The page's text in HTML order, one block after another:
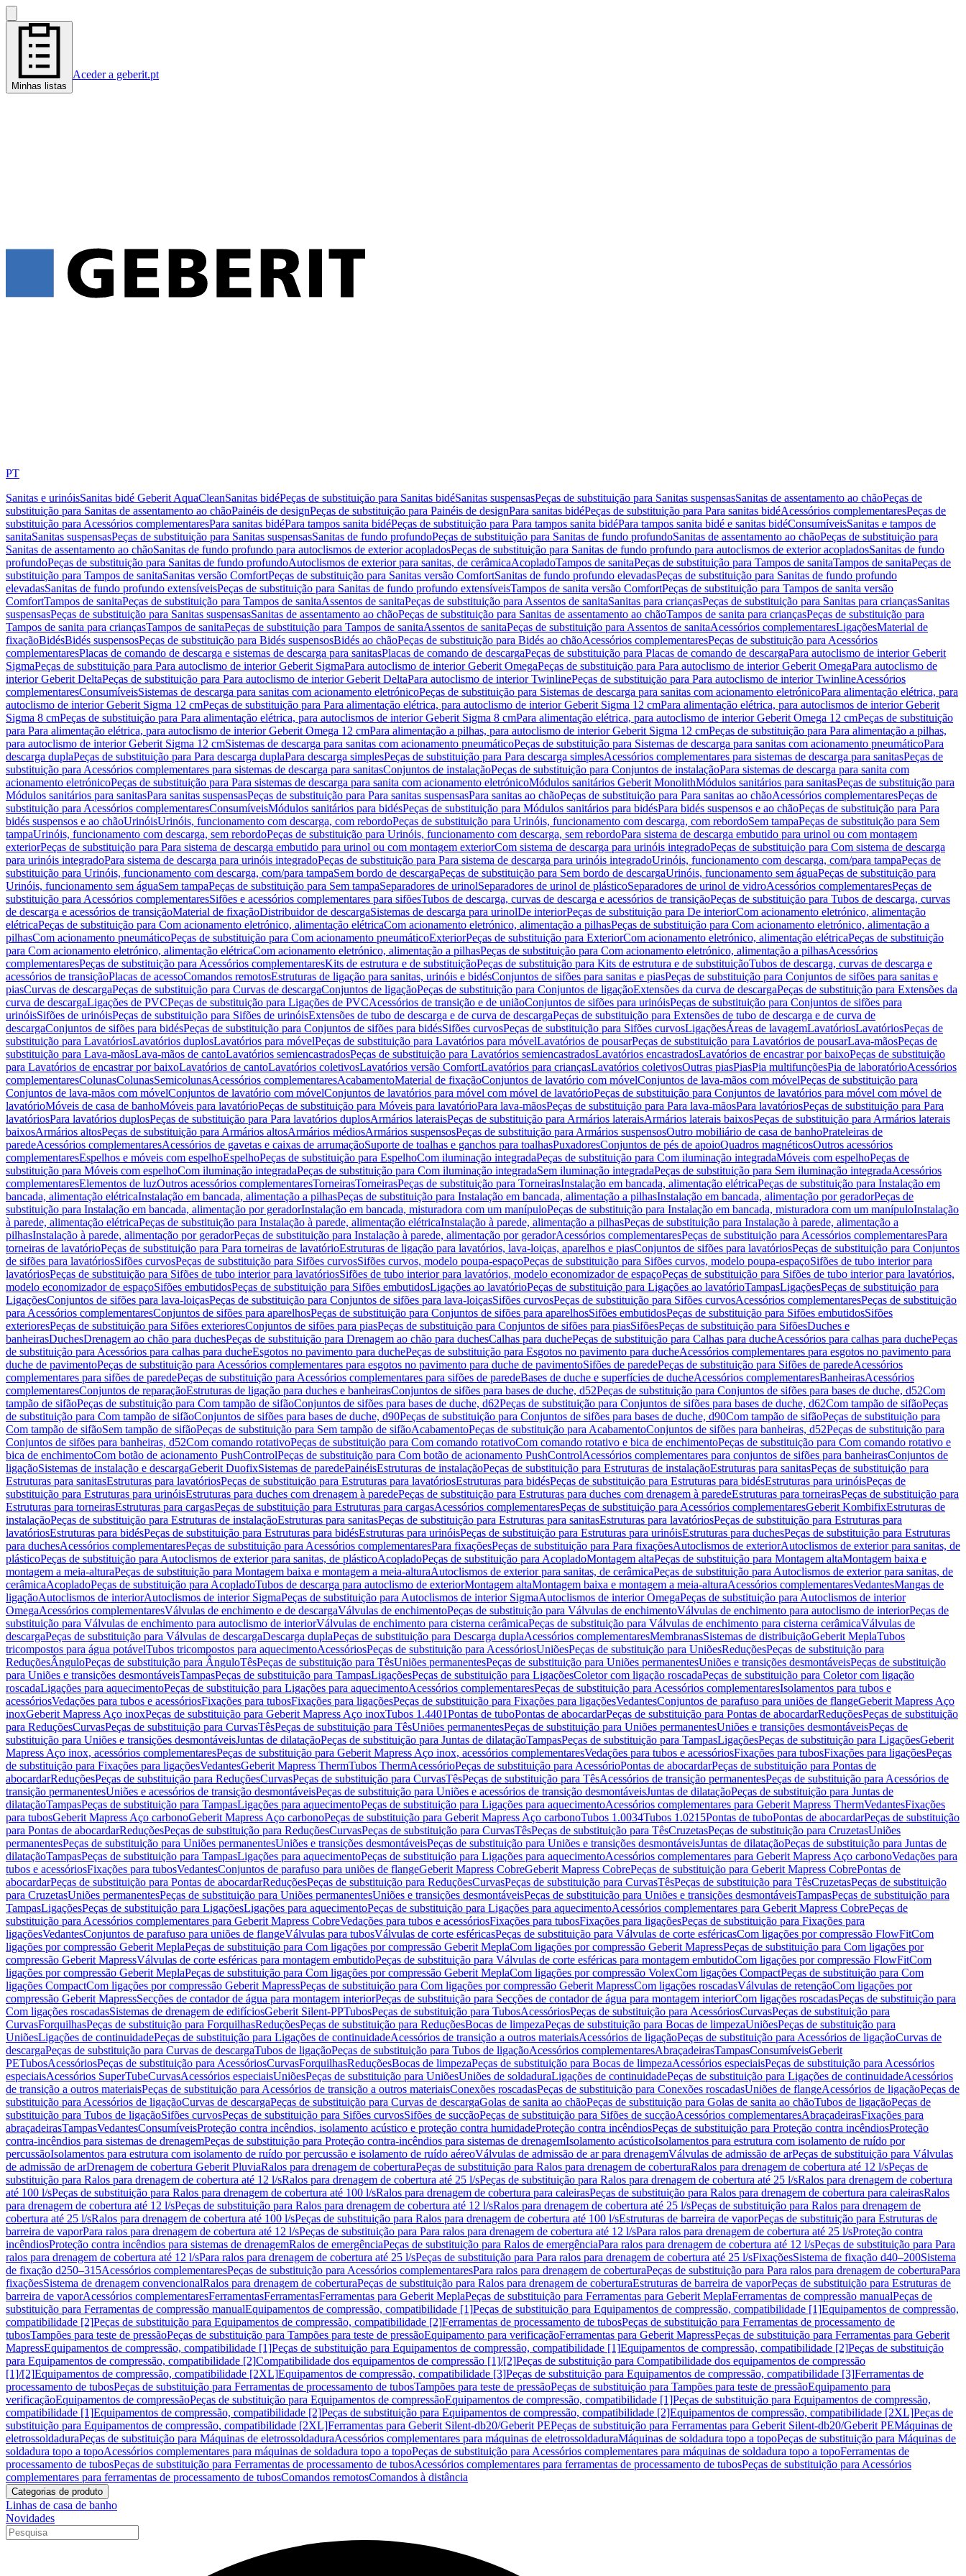
Minhas listas
Aceder a geberit.pt
PT
Sanitas e urinóisSanitas bidé Geberit AquaCleanSanitas bidéPeças de substituição para Sanitas bidéSanitas suspensasPeças de substituição para Sanitas suspensasSanitas de assentamento ao chãoPeças de
substituição para Sanitas de assentamento ao chãoPainéis de designPeças de substituição para Painéis de designPara sanitas bidéPeças de substituição para Para sanitas bidéAcessórios complementaresPeças de
substituição para Acessórios complementaresPara sanitas bidéPara tampos sanita bidéPeças de substituição para Para tampos sanita bidéPara tampos sanita bidé e sanitas bidéConsumíveisSanitas e tampos de
sanitaSanitas suspensasPeças de substituição para Sanitas suspensasSanitas de fundo profundoPeças de substituição para Sanitas de fundo profundoSanitas de assentamento ao chãoPeças de substituição para
Sanitas de assentamento ao chãoSanitas de fundo profundo para autoclismos de exterior acopladosPeças de substituição para Sanitas de fundo profundo para autoclismos de exterior acopladosSanitas de fundo
profundoPeças de substituição para Sanitas de fundo profundoAutoclismos de exterior para sanitas, de cerâmicaAcopladoTampos de sanitaPeças de substituição para Tampos de sanitaTampos de sanitaPeças de
substituição para Tampos de sanitaSanitas versão ComfortPeças de substituição para Sanitas versão ComfortSanitas de fundo profundo elevadasPeças de substituição para Sanitas de fundo profundo
elevadasSanitas de fundo profundo extensíveisPeças de substituição para Sanitas de fundo profundo extensíveisTampos de sanita versão ComfortPeças de substituição para Tampos de sanita versão
ComfortTampos de sanitaPeças de substituição para Tampos de sanitaAssentos de sanitaPeças de substituição para Assentos de sanitaSanitas para criançasPeças de substituição para Sanitas para criançasSanitas
suspensasPeças de substituição para Sanitas suspensasSanitas de assentamento ao chãoPeças de substituição para Sanitas de assentamento ao chãoTampos de sanita para criançasPeças de substituição para
Tampos de sanita para criançasTampos de sanitaPeças de substituição para Tampos de sanitaAssentos de sanitaPeças de substituição para Assentos de sanitaAcessórios complementaresLigaçõesMaterial de
fixaçãoBidésBidés suspensosPeças de substituição para Bidés suspensosBidés ao chãoPeças de substituição para Bidés ao chãoAcessórios complementaresPeças de substituição para Acessórios
complementaresPlacas de comando de descarga e sistemas de descarga para sanitasPlacas de comando de descargaPeças de substituição para Placas de comando de descargaPara autoclismo de interior Geberit
SigmaPeças de substituição para Para autoclismo de interior Geberit SigmaPara autoclismo de interior Geberit OmegaPeças de substituição para Para autoclismo de interior Geberit OmegaPara autoclismo de
interior Geberit DeltaPeças de substituição para Para autoclismo de interior Geberit DeltaPara autoclismo de interior TwinlinePeças de substituição para Para autoclismo de interior TwinlineAcessórios
complementaresConsumíveisSistemas de descarga para sanitas com acionamento eletrónicoPeças de substituição para Sistemas de descarga para sanitas com acionamento eletrónicoPara alimentação elétrica, para
autoclismo de interior Geberit Sigma 12 cmPeças de substituição para Para alimentação elétrica, para autoclismo de interior Geberit Sigma 12 cmPara alimentação elétrica, para autoclismos de interior Geberit
Sigma 8 cmPeças de substituição para Para alimentação elétrica, para autoclismos de interior Geberit Sigma 8 cmPara alimentação elétrica, para autoclismo de interior Geberit Omega 12 cmPeças de substituição
para Para alimentação elétrica, para autoclismo de interior Geberit Omega 12 cmPara alimentação a pilhas, para autoclismo de interior Geberit Sigma 12 cmPeças de substituição para Para alimentação a pilhas,
para autoclismo de interior Geberit Sigma 12 cmSistemas de descarga para sanitas com acionamento pneumáticoPeças de substituição para Sistemas de descarga para sanitas com acionamento pneumáticoPara
descarga duplaPeças de substituição para Para descarga duplaPara descarga simplesPeças de substituição para Para descarga simplesAcessórios complementares para sistemas de descarga para sanitasPeças de
substituição para Acessórios complementares para sistemas de descarga para sanitasConjuntos de instalaçãoPeças de substituição para Conjuntos de instalaçãoPara sistemas de descarga para sanita com
acionamento eletrónicoPeças de substituição para Para sistemas de descarga para sanita com acionamento eletrónicoMódulos sanitários Geberit MonolithMódulos sanitários para sanitasPeças de substituição para
Módulos sanitários para sanitasPara sanitas suspensasPeças de substituição para Para sanitas suspensasPara sanitas ao chãoPeças de substituição para Para sanitas ao chãoAcessórios complementaresPeças de
substituição para Acessórios complementaresConsumíveisMódulos sanitários para bidésPeças de substituição para Módulos sanitários para bidésPara bidés suspensos e ao chãoPeças de substituição para Para
bidés suspensos e ao chãoUrinóisUrinóis, funcionamento com descarga, com rebordoPeças de substituição para Urinóis, funcionamento com descarga, com rebordoSem tampaPeças de substituição para Sem
tampaUrinóis, funcionamento com descarga, sem rebordoPeças de substituição para Urinóis, funcionamento com descarga, sem rebordoPara sistema de descarga embutido para urinol ou com montagem
exteriorPeças de substituição para Para sistema de descarga embutido para urinol ou com montagem exteriorCom sistema de descarga para urinóis integradoPeças de substituição para Com sistema de descarga
para urinóis integradoPara sistema de descarga para urinóis integradoPeças de substituição para Para sistema de descarga para urinóis integradoUrinóis, funcionamento com descarga, com/para tampaPeças de
substituição para Urinóis, funcionamento com descarga, com/para tampaSem bordo de descargaPeças de substituição para Sem bordo de descargaUrinóis, funcionamento sem águaPeças de substituição para
Urinóis, funcionamento sem águaSem tampaPeças de substituição para Sem tampaSeparadores de urinolSeparadores de urinol de plásticoSeparadores de urinol de vidroAcessórios complementaresPeças de
substituição para Acessórios complementaresSifões e acessórios complementares para sifõesTubos de descarga, curvas de descarga e acessórios de transiçãoPeças de substituição para Tubos de descarga, curvas
de descarga e acessórios de transiçãoMaterial de fixaçãoDistribuidor de descargaSistemas de descarga para urinolDe interiorPeças de substituição para De interiorCom acionamento eletrónico, alimentação
elétricaPeças de substituição para Com acionamento eletrónico, alimentação elétricaCom acionamento eletrónico, alimentação a pilhasPeças de substituição para Com acionamento eletrónico, alimentação a
pilhasCom acionamento pneumáticoPeças de substituição para Com acionamento pneumáticoExteriorPeças de substituição para ExteriorCom acionamento eletrónico, alimentação elétricaPeças de substituição
para Com acionamento eletrónico, alimentação elétricaCom acionamento eletrónico, alimentação a pilhasPeças de substituição para Com acionamento eletrónico, alimentação a pilhasAcessórios
complementaresPeças de substituição para Acessórios complementaresKits de estrutura e de substituiçãoPeças de substituição para Kits de estrutura e de substituiçãoTubos de descarga, curvas de descarga e
acessórios de transiçãoPlacas de acessoComandos remotosEstruturas de ligação para sanitas, urinóis e bidésConjuntos de sifões para sanitas e piasPeças de substituição para Conjuntos de sifões para sanitas e
piasCurvas de descargaPeças de substituição para Curvas de descargaConjuntos de ligaçãoPeças de substituição para Conjuntos de ligaçãoExtensões da curva de descargaPeças de substituição para Extensões da
curva de descargaLigações de PVCPeças de substituição para Ligações de PVCAcessórios de transição e de uniãoConjuntos de sifões para urinóisPeças de substituição para Conjuntos de sifões para
urinóisSifões de urinóisPeças de substituição para Sifões de urinóisExtensões de tubo de descarga e de curva de descargaPeças de substituição para Extensões de tubo de descarga e de curva de
descargaConjuntos de sifões para bidésPeças de substituição para Conjuntos de sifões para bidésSifões curvosPeças de substituição para Sifões curvosLigaçõesÁreas de lavagemLavatóriosLavatóriosPeças de
substituição para LavatóriosLavatórios duplosLavatórios para móvelPeças de substituição para Lavatórios para móvelLavatórios de pousarPeças de substituição para Lavatórios de pousarLava-mãosPeças de
substituição para Lava-mãosLava-mãos de cantoLavatórios semiencastradosPeças de substituição para Lavatórios semiencastradosLavatórios encastradosLavatórios de encastrar por baixoPeças de substituição
para Lavatórios de encastrar por baixoLavatórios de cantoLavatórios coletivosLavatórios versão ComfortLavatórios para criançasLavatórios coletivosOutras piasPiasPia multifunçõesPia de laboratórioAcessórios
complementaresColunasColunasSemicolunasAcessórios complementaresAcabamentoMaterial de fixaçãoConjuntos de lavatório com móvelConjuntos de lava-mãos com móvelPeças de substituição para
Conjuntos de lava-mãos com móvelConjuntos de lavatório com móvelConjuntos de lavatórios para móvel com móvel de lavatórioPeças de substituição para Conjuntos de lavatórios para móvel com móvel de
lavatórioMóveis de casa de banhoMóveis para lavatórioPeças de substituição para Móveis para lavatórioPara lava-mãosPeças de substituição para Para lava-mãosPara lavatóriosPeças de substituição para Para
lavatóriosPara lavatórios duplosPeças de substituição para Para lavatórios duplosArmários lateraisPeças de substituição para Armários lateraisArmários laterais baixosPeças de substituição para Armários laterais
baixosArmários altosPeças de substituição para Armários altosArmários médiosArmários suspensosPeças de substituição para Armários suspensosOutro mobiliário de casa de banhoPrateleiras de
paredeAcessórios complementaresAcessórios de gavetas e caixas de arrumaçãoSuporte de toalhas e ganchos para toalhasPuxadoresConjuntos de pés de apoioQuadros magnéticosOutros acessórios
complementaresEspelhos e móveis com espelhoEspelhoPeças de substituição para EspelhoCom iluminação integradaPeças de substituição para Com iluminação integradaMóveis com espelhoPeças de
substituição para Móveis com espelhoCom iluminação integradaPeças de substituição para Com iluminação integradaSem iluminação integradaPeças de substituição para Sem iluminação integradaAcessórios
complementaresElementos de luzOutros acessórios complementaresTorneirasTorneirasPeças de substituição para TorneirasInstalação em bancada, alimentação elétricaPeças de substituição para Instalação em
bancada, alimentação elétricaInstalação em bancada, alimentação a pilhasPeças de substituição para Instalação em bancada, alimentação a pilhasInstalação em bancada, alimentação por geradorPeças de
substituição para Instalação em bancada, alimentação por geradorInstalação em bancada, misturadora com um manípuloPeças de substituição para Instalação em bancada, misturadora com um manípuloInstalação
à parede, alimentação elétricaPeças de substituição para Instalação à parede, alimentação elétricaInstalação à parede, alimentação a pilhasPeças de substituição para Instalação à parede, alimentação a
pilhasInstalação à parede, alimentação por geradorPeças de substituição para Instalação à parede, alimentação por geradorAcessórios complementaresPeças de substituição para Acessórios complementaresPara
torneiras de lavatórioPeças de substituição para Para torneiras de lavatórioEstruturas de ligação para lavatórios, lava-loiças, aparelhos e piasConjuntos de sifões para lavatóriosPeças de substituição para Conjuntos
de sifões para lavatóriosSifões curvosPeças de substituição para Sifões curvosSifões curvos, modelo poupa-espaçoPeças de substituição para Sifões curvos, modelo poupa-espaçoSifões de tubo interior para
lavatóriosPeças de substituição para Sifões de tubo interior para lavatóriosSifões de tubo interior para lavatórios, modelo economizador de espaçoPeças de substituição para Sifões de tubo interior para lavatórios,
modelo economizador de espaçoSifões embutidosPeças de substituição para Sifões embutidosLigações ao lavatórioPeças de substituição para Ligações ao lavatórioTampasLigaçõesPeças de substituição para
LigaçõesConjuntos de sifões para lava-loiçasPeças de substituição para Conjuntos de sifões para lava-loiçasSifões curvosPeças de substituição para Sifões curvosAcessórios complementaresPeças de substituição
para Acessórios complementaresConjuntos de sifões para aparelhosPeças de substituição para Conjuntos de sifões para aparelhosSifões embutidosPeças de substituição para Sifões embutidosSifões
exterioresPeças de substituição para Sifões exterioresConjuntos de sifões para piasPeças de substituição para Conjuntos de sifões para piasSifõesPeças de substituição para SifõesDuches e
banheirasDuchesDrenagem ao chão para duchesPeças de substituição para Drenagem ao chão para duchesCalhas para duchePeças de substituição para Calhas para ducheAcessórios para calhas para duchePeças
de substituição para Acessórios para calhas para ducheEsgotos no pavimento para duchePeças de substituição para Esgotos no pavimento para ducheAcessórios complementares para esgotos no pavimento para
duche de pavimentoPeças de substituição para Acessórios complementares para esgotos no pavimento para duche de pavimentoSifões de paredePeças de substituição para Sifões de paredeAcessórios
complementares para sifões de paredePeças de substituição para Acessórios complementares para sifões de paredeBases de duche e superfícies de ducheAcessórios complementaresBanheirasAcessórios
complementaresConjuntos de reparaçãoEstruturas de ligação para duches e banheirasConjuntos de sifões para bases de duche, d52Peças de substituição para Conjuntos de sifões para bases de duche, d52Com
tampão de sifãoPeças de substituição para Com tampão de sifãoConjuntos de sifões para bases de duche, d62Peças de substituição para Conjuntos de sifões para bases de duche, d62Com tampão de sifãoPeças
de substituição para Com tampão de sifãoConjuntos de sifões para bases de duche, d90Peças de substituição para Conjuntos de sifões para bases de duche, d90Com tampão de sifãoPeças de substituição para
Com tampão de sifãoSem tampão de sifãoPeças de substituição para Sem tampão de sifãoAcabamentoPeças de substituição para AcabamentoConjuntos de sifões para banheiras, d52Peças de substituição para
Conjuntos de sifões para banheiras, d52Com comando rotativoPeças de substituição para Com comando rotativoCom comando rotativo e bica de enchimentoPeças de substituição para Com comando rotativo e
bica de enchimentoCom botão de acionamento PushControlPeças de substituição para Com botão de acionamento PushControlAcessórios complementares para conjuntos de sifões para banheirasConjuntos de
ligaçãoSistemas de instalação e descargaGeberit DuofixSistemas de paredePainéisEstruturas de instalaçãoPeças de substituição para Estruturas de instalaçãoEstruturas para sanitasPeças de substituição para
Estruturas para sanitasEstruturas para lavatóriosPeças de substituição para Estruturas para lavatóriosEstruturas para bidésPeças de substituição para Estruturas para bidésEstruturas para urinóisPeças de
substituição para Estruturas para urinóisEstruturas para duches com drenagem à paredePeças de substituição para Estruturas para duches com drenagem à paredeEstruturas para torneirasPeças de substituição para
Estruturas para torneirasEstruturas para cargasPeças de substituição para Estruturas para cargasAcessórios complementaresPeças de substituição para Acessórios complementaresGeberit KombifixEstruturas de
instalaçãoPeças de substituição para Estruturas de instalaçãoEstruturas para sanitasPeças de substituição para Estruturas para sanitasEstruturas para lavatóriosPeças de substituição para Estruturas para
lavatóriosEstruturas para bidésPeças de substituição para Estruturas para bidésEstruturas para urinóisPeças de substituição para Estruturas para urinóisEstruturas para duchesPeças de substituição para Estruturas
para duchesAcessórios complementaresPeças de substituição para Acessórios complementaresPara fixaçõesPeças de substituição para Para fixaçõesAutoclismos de exteriorAutoclismos de exterior para sanitas, de
plásticoPeças de substituição para Autoclismos de exterior para sanitas, de plásticoAcopladoPeças de substituição para AcopladoMontagem altaPeças de substituição para Montagem altaMontagem baixa e
montagem a meia-alturaPeças de substituição para Montagem baixa e montagem a meia-alturaAutoclismos de exterior para sanitas, de cerâmicaPeças de substituição para Autoclismos de exterior para sanitas, de
cerâmicaAcopladoPeças de substituição para AcopladoTubos de descarga para autoclismo de exteriorMontagem altaMontagem baixa e montagem a meia-alturaAcessórios complementaresVedantesMangas de
ligaçãoAutoclismos de interiorAutoclismos de interior SigmaPeças de substituição para Autoclismos de interior SigmaAutoclismos de interior OmegaPeças de substituição para Autoclismos de interior
OmegaAcessórios complementaresVálvulas de enchimento e de descargaVálvulas de enchimentoPeças de substituição para Válvulas de enchimentoVálvulas de enchimento para autoclismo de interiorPeças de
substituição para Válvulas de enchimento para autoclismo de interiorVálvulas de enchimento para cisterna cerâmicaPeças de substituição para Válvulas de enchimento para cisterna cerâmicaVálvulas de
descargaPeças de substituição para Válvulas de descargaDescarga duplaPeças de substituição para Descarga duplaAcessórios complementaresMembranasSistemas de distribuiçãoGeberit MeplaTubos
tricompostos para água potávelTubos tricompostos para aquecimentoAcessóriosPeças de substituição para AcessóriosUniõesPeças de substituição para UniõesReduçõesPeças de substituição para
ReduçõesÂnguloPeças de substituição para ÂnguloTêsPeças de substituição para TêsUniões permanentesPeças de substituição para Uniões permanentesUniões e transições desmontáveisPeças de substituição
para Uniões e transições desmontáveisTampasPeças de substituição para TampasLigaçõesPeças de substituição para LigaçõesColetor com ligação roscadaPeças de substituição para Coletor com ligação
roscadaLigações para aquecimentoPeças de substituição para Ligações para aquecimentoAcessórios complementaresPeças de substituição para Acessórios complementaresIsolamentos para tubos e
acessóriosVedações para tubos e acessóriosFixações para tubosFixações para ligaçõesPeças de substituição para Fixações para ligaçõesVedantesConjuntos de parafuso para uniões de flangeGeberit Mapress Aço
inoxGeberit Mapress Aço inoxPeças de substituição para Geberit Mapress Aço inoxTubos 1.4401Pontas de tuboPontas de abocardarPeças de substituição para Pontas de abocardarReduçõesPeças de substituição
para ReduçõesCurvasPeças de substituição para CurvasTêsPeças de substituição para TêsUniões permanentesPeças de substituição para Uniões permanentesUniões e transições desmontáveisPeças de
substituição para Uniões e transições desmontáveisJuntas de dilataçãoPeças de substituição para Juntas de dilataçãoTampasPeças de substituição para TampasLigaçõesPeças de substituição para LigaçõesGeberit
Mapress Aço inox, acessórios complementaresPeças de substituição para Geberit Mapress Aço inox, acessórios complementaresVedações para tubos e acessóriosFixações para tubosFixações para ligaçõesPeças
de substituição para Fixações para ligaçõesVedantesGeberit Mapress ThermTubos ThermAcessórioPeças de substituição para AcessórioPontas de abocardarPeças de substituição para Pontas de
abocardarReduçõesPeças de substituição para ReduçõesCurvasPeças de substituição para CurvasTêsPeças de substituição para TêsAcessórios de transição permanentesPeças de substituição para Acessórios de
transição permanentesUniões e acessórios de transição desmontáveisPeças de substituição para Uniões e acessórios de transição desmontáveisJuntas de dilataçãoPeças de substituição para Juntas de
dilataçãoTampasPeças de substituição para TampasLigações para aquecimentoPeças de substituição para Ligações para aquecimentoAcessórios complementares para Geberit Mapress ThermVedantesFixações
para tubosGeberit Mapress Aço carbonoGeberit Mapress Aço carbonoPeças de substituição para Geberit Mapress Aço carbonoTubos 1.0034Tubos 1.0215Pontas de tuboPontas de abocardarPeças de substituição
para Pontas de abocardarReduçõesPeças de substituição para ReduçõesCurvasPeças de substituição para CurvasTêsPeças de substituição para TêsCruzetasPeças de substituição para CruzetasUniões
permanentesPeças de substituição para Uniões permanentesUniões e transições desmontáveisPeças de substituição para Uniões e transições desmontáveisJuntas de dilataçãoPeças de substituição para Juntas de
dilataçãoTampasPeças de substituição para TampasLigações para aquecimentoPeças de substituição para Ligações para aquecimentoAcessórios complementares para Geberit Mapress Aço carbonoVedações para
tubos e acessóriosFixações para tubosVedantesConjuntos de parafuso para uniões de flangeGeberit Mapress CobreGeberit Mapress CobrePeças de substituição para Geberit Mapress CobrePontas de
abocardarPeças de substituição para Pontas de abocardarReduçõesPeças de substituição para ReduçõesCurvasPeças de substituição para CurvasTêsPeças de substituição para TêsCruzetasPeças de substituição
para CruzetasUniões permanentesPeças de substituição para Uniões permanentesUniões e transições desmontáveisPeças de substituição para Uniões e transições desmontáveisTampasPeças de substituição para
TampasLigaçõesPeças de substituição para LigaçõesLigações para aquecimentoPeças de substituição para Ligações para aquecimentoAcessórios complementares para Geberit Mapress CobrePeças de
substituição para Acessórios complementares para Geberit Mapress CobreVedações para tubos e acessóriosFixações para tubosFixações para ligaçõesPeças de substituição para Fixações para
ligaçõesVedantesConjuntos de parafuso para uniões de flangeVálvulas para tubosVálvulas de corte esféricasPeças de substituição para Válvulas de corte esféricasCom ligações por compressão FlowFitCom
ligações por compressão Geberit MeplaPeças de substituição para Com ligações por compressão Geberit MeplaCom ligações por compressão Geberit MapressPeças de substituição para Com ligações por
compressão Geberit MapressVálvulas de corte esféricas para montagem embutidoPeças de substituição para Válvulas de corte esféricas para montagem embutidoCom ligações por compressão FlowFitCom
ligações por compressão Geberit MeplaPeças de substituição para Com ligações por compressão Geberit MeplaCom ligações por compressão VolexCom ligações CompactPeças de substituição para Com
ligações CompactCom ligações por compressão Geberit MapressPeças de substituição para Com ligações por compressão Geberit MapressCom ligações roscadasVálvulas de retençãoCom ligações por
compressão Geberit MapressSecções de contador de água para montagem interiorPeças de substituição para Secções de contador de água para montagem interiorCom ligações roscadasPeças de substituição para
Com ligações roscadasSistemas de drenagem de edifíciosGeberit Silent-PPTubosPeças de substituição para TubosAcessóriosPeças de substituição para AcessóriosCurvasPeças de substituição para
CurvasForquilhasPeças de substituição para ForquilhasReduçõesPeças de substituição para ReduçõesBocas de limpezaPeças de substituição para Bocas de limpezaUniõesPeças de substituição para
UniõesLigações de continuidadePeças de substituição para Ligações de continuidadeAcessórios de transição a outros materiaisAcessórios de ligaçãoPeças de substituição para Acessórios de ligaçãoCurvas de
descargaPeças de substituição para Curvas de descargaTubos de ligaçãoPeças de substituição para Tubos de ligaçãoAcessórios complementaresAbraçadeirasTampasConsumíveisGeberit
PETubosAcessóriosPeças de substituição para AcessóriosCurvasForquilhasReduçõesBocas de limpezaPeças de substituição para Bocas de limpezaAcessórios especiaisPeças de substituição para Acessórios
especiaisAcessórios SuperTubeCurvasAcessórios especiaisUniõesPeças de substituição para UniõesUniões de soldaduraLigações de continuidadePeças de substituição para Ligações de continuidadeAcessórios
de transição a outros materiaisPeças de substituição para Acessórios de transição a outros materiaisConexões roscadasPeças de substituição para Conexões roscadasUniões de flangeAcessórios de ligaçãoPeças de
substituição para Acessórios de ligaçãoCurvas de descargaPeças de substituição para Curvas de descargaGolas de sanita ao chãoPeças de substituição para Golas de sanita ao chãoTubos de ligaçãoPeças de
substituição para Tubos de ligaçãoSifões curvosPeças de substituição para Sifões curvosSifões de sucçãoPeças de substituição para Sifões de sucçãoAcessórios complementaresAbraçadeirasFixações para
abraçadeirasTampasVedantesConsumíveisProteção contra incêndios, isolamento acústico e proteção contra humidadeProteção contra incêndiosPeças de substituição para Proteção contra incêndiosProteção
contra-incêndios para sistemas de drenagemPeças de substituição para Proteção contra-incêndios para sistemas de drenagemIsolamento acústicoIsolamentos para estrutura com isolamento de ruído por
percussãoIsolamentos para estrutura com isolamento de ruído por percussão e isolamento de ruído aéreoVálvulas de admissão de ar para drenagemVálvulas de admissão de arPeças de substituição para Válvulas
de admissão de arDrenagem de cobertura Geberit PluviaRalos para drenagem de coberturaPeças de substituição para Ralos para drenagem de coberturaRalos para drenagem de cobertura até 12 l/sPeças de
substituição para Ralos para drenagem de cobertura até 12 l/sRalos para drenagem de cobertura até 25 l/sPeças de substituição para Ralos para drenagem de cobertura até 25 l/sRalos para drenagem de cobertura
até 100 l/sPeças de substituição para Ralos para drenagem de cobertura até 100 l/sRalos para drenagem de cobertura para caleirasPeças de substituição para Ralos para drenagem de cobertura para caleirasRalos
para drenagem de cobertura até 12 l/sPeças de substituição para Ralos para drenagem de cobertura até 12 l/sRalos para drenagem de cobertura até 25 l/sPeças de substituição para Ralos para drenagem de
cobertura até 25 l/sRalos para drenagem de cobertura até 100 l/sPeças de substituição para Ralos para drenagem de cobertura até 100 l/sEstruturas de barreira de vaporPeças de substituição para Estruturas de
barreira de vaporPara ralos para drenagem de cobertura até 12 l/sPeças de substituição para Para ralos para drenagem de cobertura até 12 l/sPara ralos para drenagem de cobertura até 25 l/sProteção contra
incêndiosProteção contra incêndios para sistemas de drenagemRalos de emergênciaPeças de substituição para Ralos de emergênciaPara ralos para drenagem de cobertura até 12 l/sPeças de substituição para Para
ralos para drenagem de cobertura até 12 l/sPara ralos para drenagem de cobertura até 25 l/sPeças de substituição para Para ralos para drenagem de cobertura até 25 l/sFixaçõesSistema de fixação d40–200Sistema
de fixação d250–315Acessórios complementaresPeças de substituição para Acessórios complementaresPara ralos para drenagem de coberturaPeças de substituição para Para ralos para drenagem de coberturaPara
fixaçõesSistema de drenagem convencionalRalos para drenagem de coberturaPeças de substituição para Ralos para drenagem de coberturaEstruturas de barreira de vaporPeças de substituição para Estruturas de
barreira de vaporAcessórios complementaresFerramentasFerramentasFerramentas para Geberit MeplaPeças de substituição para Ferramentas para Geberit MeplaFerramentas de compressão manualPeças de
substituição para Ferramentas de compressão manualEquipamentos de compressão, compatibilidade [1]Peças de substituição para Equipamentos de compressão, compatibilidade [1]Equipamentos de compressão,
compatibilidade [2]Peças de substituição para Equipamentos de compressão, compatibilidade [2]Ferramentas de processamento de tubosPeças de substituição para Ferramentas de processamento de
tubosTampões para teste de pressãoPeças de substituição para Tampões para teste de pressãoEquipamento para verificaçãoFerramentas para Geberit MapressPeças de substituição para Ferramentas para Geberit
MapressEquipamentos de compressão, compatibilidade [1]Peças de substituição para Equipamentos de compressão, compatibilidade [1]Equipamentos de compressão, compatibilidade [2]Peças de substituição
para Equipamentos de compressão, compatibilidade [2]Compatibilidade dos equipamentos de compressão [1]/[2]Peças de substituição para Compatibilidade dos equipamentos de compressão
[1]/[2]Equipamentos de compressão, compatibilidade [2XL]Equipamentos de compressão, compatibilidade [3]Peças de substituição para Equipamentos de compressão, compatibilidade [3]Ferramentas de
processamento de tubosPeças de substituição para Ferramentas de processamento de tubosTampões para teste de pressãoPeças de substituição para Tampões para teste de pressãoEquipamento para
verificaçãoEquipamentos de compressãoPeças de substituição para Equipamentos de compressãoEquipamentos de compressão, compatibilidade [1]Peças de substituição para Equipamentos de compressão,
compatibilidade [1]Equipamentos de compressão, compatibilidade [2]Peças de substituição para Equipamentos de compressão, compatibilidade [2]Equipamentos de compressão, compatibilidade [2XL]Peças de
substituição para Equipamentos de compressão, compatibilidade [2XL]Ferramentas para Geberit Silent-db20/Geberit PEPeças de substituição para Ferramentas para Geberit Silent-db20/Geberit PEMáquinas de
eletrossoldaduraPeças de substituição para Máquinas de eletrossoldaduraAcessórios complementares para máquinas de eletrossoldaduraMáquinas de soldadura topo a topoPeças de substituição para Máquinas de
soldadura topo a topoAcessórios complementares para máquinas de soldadura topo a topoPeças de substituição para Acessórios complementares para máquinas de soldadura topo a topoFerramentas de
processamento de tubosPeças de substituição para Ferramentas de processamento de tubosAcessórios complementares para ferramentas de processamento de tubosPeças de substituição para Acessórios
complementares para ferramentas de processamento de tubosComandos remotosComandos à distância
Categorias de produto
Linhas de casa de banho
Novidades